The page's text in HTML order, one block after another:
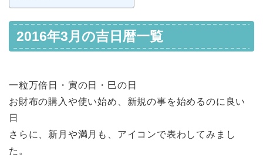
2016年3月の吉日暦一覧
一粒万倍日・寅の日・巳の日
お財布の購入や使い始め、新規の事を始めるのに良い
日
さらに、 新月や満月 も、アイコンで表わしてみまし
た。